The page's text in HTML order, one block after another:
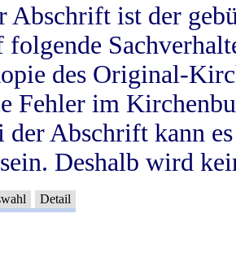
Abschrift ist der
folgende
des Original-
Fehler im
der Abschrift kann
Deshalb wird
Detail